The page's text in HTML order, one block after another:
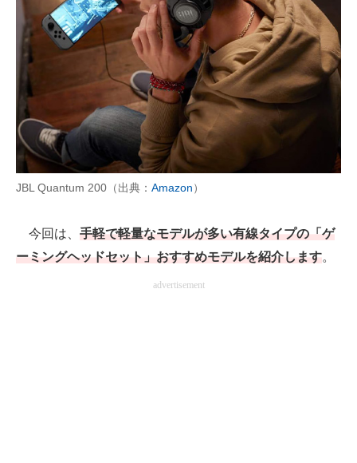
ビジネスと働き方のヒント
AI活用のいまが分かる
企業ITのトレンドを詳説
経営リーダーのコミュニティ
マーケ×ITの今がよく分かる
製造業のIT導入・活用を支援
JBL Quantum 200（出典： Amazon）
今回は、 手軽で軽量なモデルが多い有線タイプの「ゲ
ーミングヘッドセット」おすすめモデルを紹介します。
advertisement